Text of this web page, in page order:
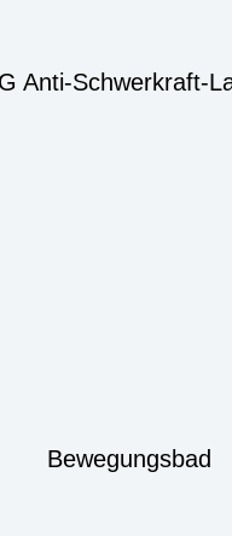
Anti-Schwerkraft-
Bewegungsbad